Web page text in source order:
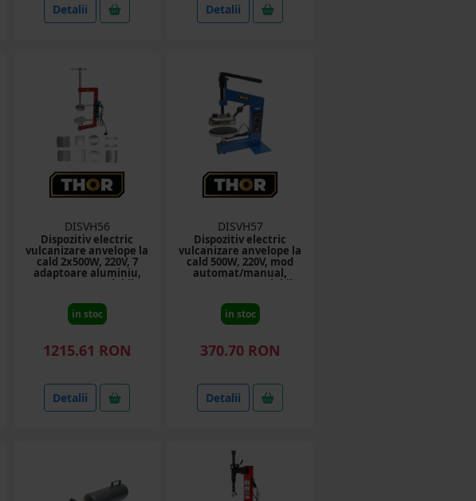
Detalii Detalii
DISVH56
Dispozitiv electric
vulcanizare anvelope la
cald 2x500W, 220V, 7
adaptoare aluminiu,
temperatura reglabila 0-
in stoc
1215.61 RON
Detalii
DISVH57
Dispozitiv electric
vulcanizare anvelope la
cald 500W, 220V, mod
automat/manual,
temperatura reglabila
in stoc
370.70 RON
Detalii